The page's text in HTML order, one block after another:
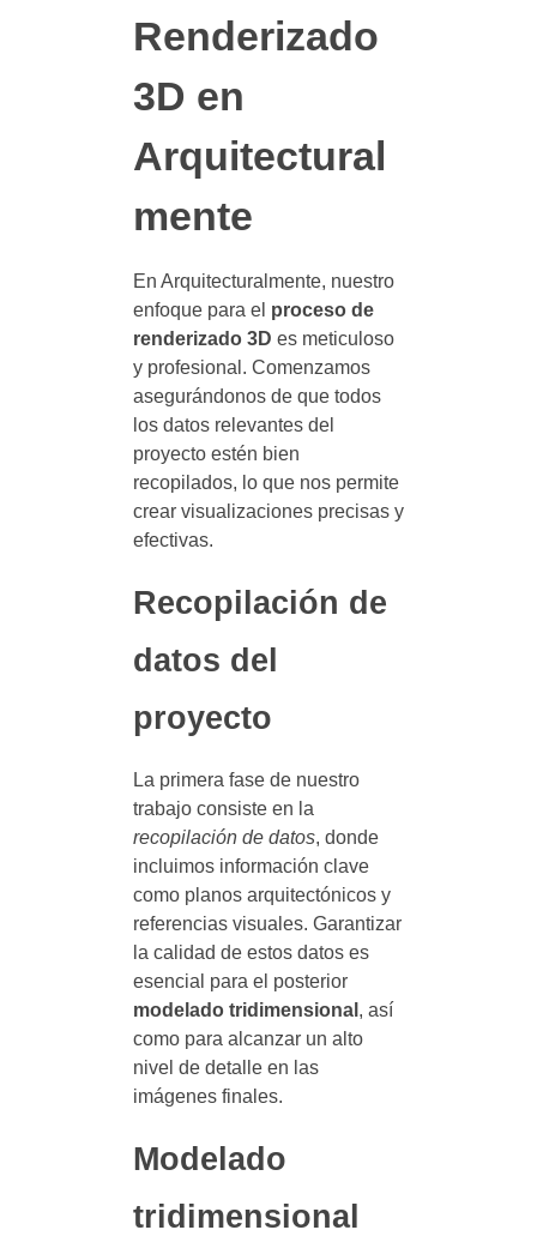
Renderizado
3D en
Arquitectural
mente
En Arquitecturalmente, nuestro
enfoque para el proceso de
renderizado 3D es meticuloso
y profesional. Comenzamos
asegurándonos de que todos
los datos relevantes del
proyecto estén bien
recopilados, lo que nos permite
crear visualizaciones precisas y
efectivas.
Recopilación de
datos del
proyecto
La primera fase de nuestro
trabajo consiste en la
recopilación de datos, donde
incluimos información clave
como planos arquitectónicos y
referencias visuales. Garantizar
la calidad de estos datos es
esencial para el posterior
modelado tridimensional , así
como para alcanzar un alto
nivel de detalle en las
imágenes finales.
Modelado
tridimensional